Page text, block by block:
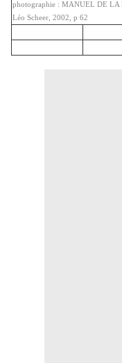
photographie : MANUEL DE LA
Léo Scheer, 2002, p 62